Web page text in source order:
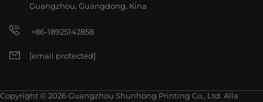
Guangzhou, Guangdong, Kina
+86-18925142858
[email protected]
Copyright © 2026 Guangzhou Shunhong Printing Co., Ltd. Alla